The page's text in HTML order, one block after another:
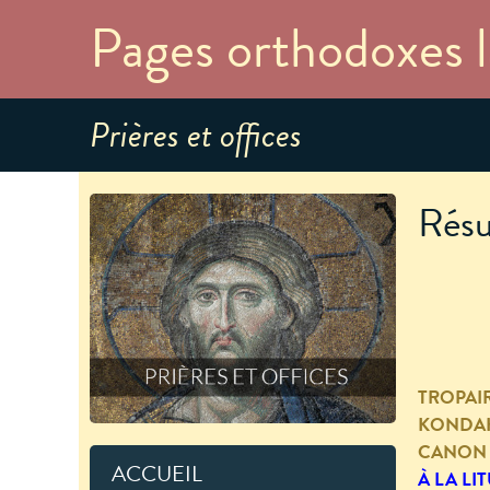
Pages
Prières et offices
ACCUEIL
CANON
À LA